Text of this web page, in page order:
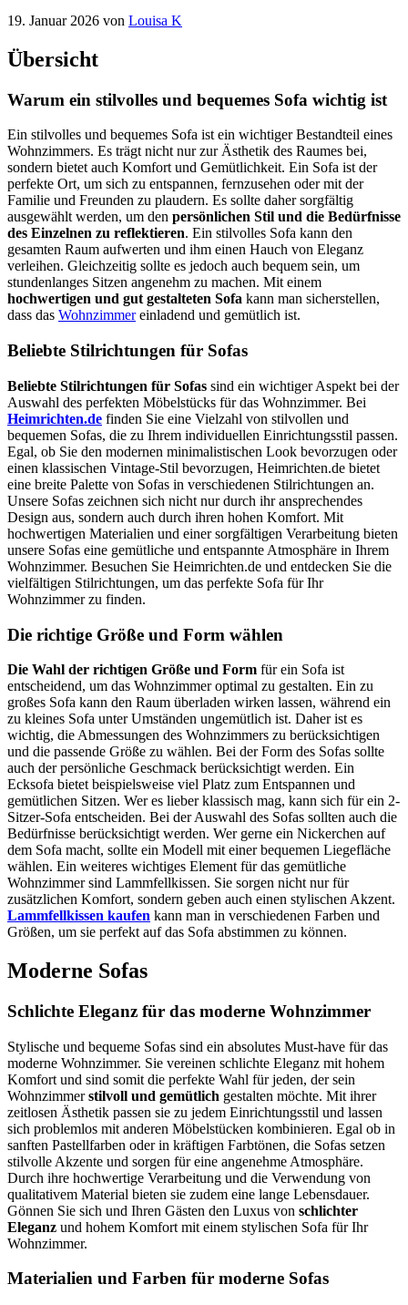
19. Januar 2026 von Louisa K
Übersicht
Warum ein stilvolles und bequemes Sofa wichtig ist
Ein stilvolles und bequemes Sofa ist ein wichtiger Bestandteil eines
Wohnzimmers. Es trägt nicht nur zur Ästhetik des Raumes bei,
sondern bietet auch Komfort und Gemütlichkeit. Ein Sofa ist der
perfekte Ort, um sich zu entspannen, fernzusehen oder mit der
Familie und Freunden zu plaudern. Es sollte daher sorgfältig
ausgewählt werden, um den persönlichen Stil und die Bedürfnisse
des Einzelnen zu reflektieren. Ein stilvolles Sofa kann den
gesamten Raum aufwerten und ihm einen Hauch von Eleganz
verleihen. Gleichzeitig sollte es jedoch auch bequem sein, um
stundenlanges Sitzen angenehm zu machen. Mit einem
hochwertigen und gut gestalteten Sofa kann man sicherstellen,
dass das Wohnzimmereinladend und gemütlich ist.
Beliebte Stilrichtungen für Sofas
Beliebte Stilrichtungen für Sofas sind ein wichtiger Aspekt bei der
Auswahl des perfekten Möbelstücks für das Wohnzimmer. Bei
Heimrichten.de finden Sie eine Vielzahl von stilvollen und
bequemen Sofas, die zu Ihrem individuellen Einrichtungsstil passen.
Egal, ob Sie den modernen minimalistischen Look bevorzugen oder
einen klassischen Vintage-Stil bevorzugen, Heimrichten.de bietet
eine breite Palette von Sofas in verschiedenen Stilrichtungen an.
Unsere Sofas zeichnen sich nicht nur durch ihr ansprechendes
Design aus, sondern auch durch ihren hohen Komfort. Mit
hochwertigen Materialien und einer sorgfältigen Verarbeitung bieten
unsere Sofas eine gemütliche und entspannte Atmosphäre in Ihrem
Wohnzimmer. Besuchen Sie Heimrichten.de und entdecken Sie die
vielfältigen Stilrichtungen, um das perfekte Sofa für Ihr
Wohnzimmer zu finden.
Die richtige Größe und Form wählen
Die Wahl der richtigen Größe und Form für ein Sofa ist
entscheidend, um das Wohnzimmer optimal zu gestalten. Ein zu
großes Sofa kann den Raum überladen wirken lassen, während ein
zu kleines Sofa unter Umständen ungemütlich ist. Daher ist es
wichtig, die Abmessungen des Wohnzimmers zu berücksichtigen
und die passende Größe zu wählen. Bei der Form des Sofas sollte
auch der persönliche Geschmack berücksichtigt werden. Ein
Ecksofa bietet beispielsweise viel Platz zum Entspannen und
gemütlichen Sitzen. Wer es lieber klassisch mag, kann sich für ein 2-
Sitzer-Sofa entscheiden. Bei der Auswahl des Sofas sollten auch die
Bedürfnisse berücksichtigt werden. Wer gerne ein Nickerchen auf
dem Sofa macht, sollte ein Modell mit einer bequemen Liegefläche
wählen. Ein weiteres wichtiges Element für das gemütliche
Wohnzimmer sind Lammfellkissen. Sie sorgen nicht nur für
zusätzlichen Komfort, sondern geben auch einen stylischen Akzent.
Lammfellkissen kaufen kann man in verschiedenen Farben und
Größen, um sie perfekt auf das Sofa abstimmen zu können.
Moderne Sofas
Schlichte Eleganz für das moderne Wohnzimmer
Stylische und bequeme Sofas sind ein absolutes Must-have für das
moderne Wohnzimmer. Sie vereinen schlichte Eleganz mit hohem
Komfort und sind somit die perfekte Wahl für jeden, der sein
Wohnzimmerstilvoll und gemütlich gestalten möchte. Mit ihrer
zeitlosen Ästhetik passen sie zu jedem Einrichtungsstil und lassen
sich problemlos mit anderen Möbelstücken kombinieren. Egal ob in
sanften Pastellfarben oder in kräftigen Farbtönen, die Sofas setzen
stilvolle Akzente und sorgen für eine angenehme Atmosphäre.
Durch ihre hochwertige Verarbeitung und die Verwendung von
qualitativem Material bieten sie zudem eine lange Lebensdauer.
Gönnen Sie sich und Ihren Gästen den Luxus von schlichter
Eleganz und hohem Komfort mit einem stylischen Sofa für Ihr
Wohnzimmer.
Materialien und Farben für moderne Sofas